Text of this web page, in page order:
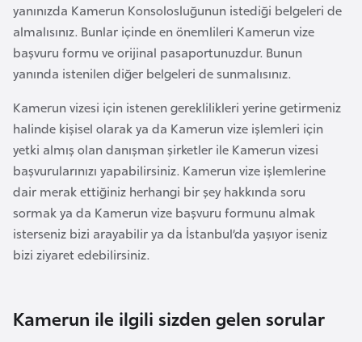
yanınızda Kamerun Konsolosluğunun istediği belgeleri de
almalısınız. Bunlar içinde en önemlileri Kamerun vize
başvuru formu ve orijinal pasaportunuzdur. Bunun
yanında istenilen diğer belgeleri de sunmalısınız.
Kamerun vizesi için istenen gereklilikleri yerine getirmeniz
halinde kişisel olarak ya da Kamerun vize işlemleri için
yetki almış olan danışman şirketler ile Kamerun vizesi
başvurularınızı yapabilirsiniz. Kamerun vize işlemlerine
dair merak ettiğiniz herhangi bir şey hakkında soru
sormak ya da Kamerun vize başvuru formunu almak
isterseniz bizi arayabilir ya da İstanbul’da yaşıyor iseniz
bizi ziyaret edebilirsiniz.
Kamerun ile ilgili sizden gelen sorular
D
a
n
i
m
a
r
k
a
D
e
k